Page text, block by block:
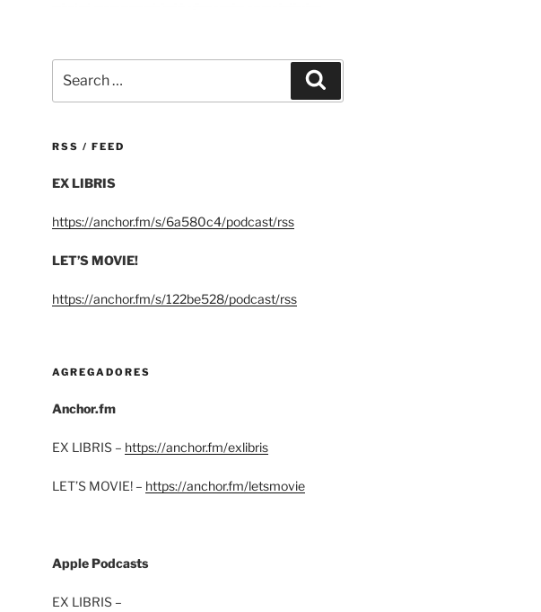
for:
RSS / FEED
EX LIBRIS
https://anchor.fm/s/6a580c4/podcast/rss
LET’S MOVIE!
https://anchor.fm/s/122be528/podcast/rss
AGREGADORES
Anchor.fm
EX LIBRIS – https://anchor.fm/exlibris
LET’S MOVIE! – https://anchor.fm/letsmovie
Apple Podcasts
EX LIBRIS –